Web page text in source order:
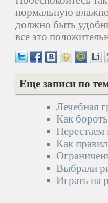
нормальную
должно быть
все это
Еще записи по
Лечебная
Как
Перестаем
Как
Выбрали
Играть на